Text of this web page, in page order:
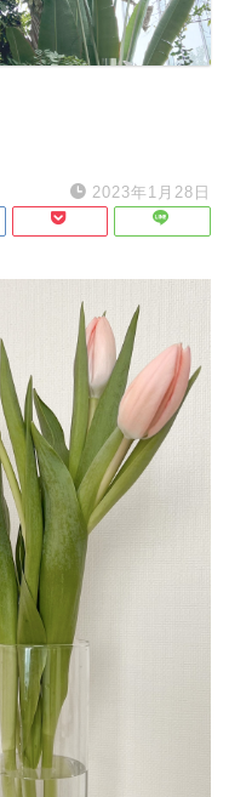
2023年1月28日